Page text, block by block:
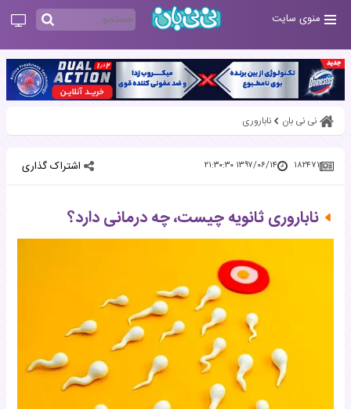
منوی سایت
نی نی بان ناباروری
۱۸۲۴۷۱ ۱۳۹۷/۰۶/۱۴ ۲۱:۳۰:۳۰ اشتراک گذاری
ناباروری ثانویه چیست، چه درمانی دارد؟